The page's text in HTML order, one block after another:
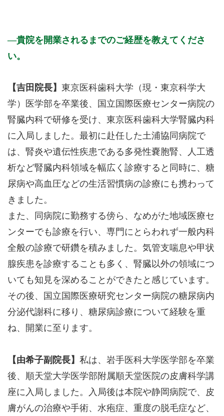
貴院を開業されるまでのご経歴を教えてくださ
い。
【吉田院長】 東京医科歯科大学（現・東京科学大
学）医学部を卒業後、国立国際医療センター病院の
腎臓内科で研修を受け、東京医科歯科大学腎臓内科
に入局しました。最初に赴任した土浦協同病院で
は、腎炎や遺伝性疾患である多発性嚢胞腎、人工透
析など腎臓内科領域を幅広く診療すると同時に、糖
尿病や高血圧などの生活習慣病の診療にも携わって
きました。
また、同病院に勤務する傍ら、なめがた地域医療セ
ンターでも診療を行い、専門にとらわれず一般内科
全般の診療で研鑽を積みました。気管支喘息や甲状
腺疾患を診療することも多く、腎臓以外の領域につ
いても知見を深めることができたと感じています。
その後、国立国際医療研究センター病院の糖尿病内
分泌代謝科に移り、糖尿病診療について経験を重
ね、開業に至ります。
【由希子副院長】 私は、岩手医科大学医学部を卒業
後、順天堂大学医学部附属順天堂医院の皮膚科学講
座に入局しました。入局後は本院や静岡病院で、皮
膚がんの治療や手術、水疱症、重度の脱毛症など、